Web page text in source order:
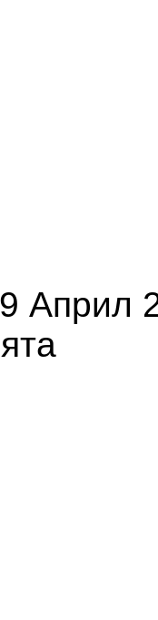
Април